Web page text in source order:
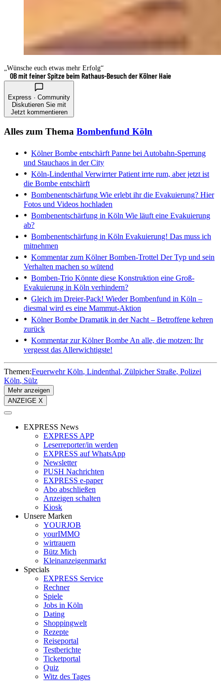
„Wünsche euch etwas mehr Erfolg“
OB mit feiner Spitze beim Rathaus-Besuch der Kölner Haie
Express · Community
Diskutieren Sie mit
Jetzt kommentieren
Alles zum Thema Bombenfund Köln
Kölner Bombe entschärft Panne bei Autobahn-Sperrung
und Stauchaos in der City
Köln-Lindenthal Verwirrter Patient irrte rum, aber jetzt ist
die Bombe entschärft
Bombenentschärfung Wie erlebt ihr die Evakuierung? Hier
Fotos und Videos hochladen
Bombenentschärfung in Köln Wie läuft eine Evakuierung
ab?
Bombenentschärfung in Köln Evakuierung! Das muss ich
mitnehmen
Kommentar zum Kölner Bomben-Trottel Der Typ und sein
Verhalten machen so wütend
Bomben-Trio Könnte diese Konstruktion eine Groß-
Evakuierung in Köln verhindern?
Gleich im Dreier-Pack! Wieder Bombenfund in Köln –
diesmal wird es eine Mammut-Aktion
Kölner Bombe Dramatik in der Nacht – Betroffene kehren
zurück
Kommentar zur Kölner Bombe An alle, die motzen: Ihr
vergesst das Allerwichtigste!
Themen:Feuerwehr Köln Lindenthal Zülpicher Straße Polizei
Köln Sülz
Mehr anzeigen
ANZEIGE X
EXPRESS News
EXPRESS APP
Leserreporter/in werden
EXPRESS auf WhatsApp
Newsletter
PUSH Nachrichten
EXPRESS e-paper
Abo abschließen
Anzeigen schalten
Kiosk
Unsere Marken
YOURJOB
yourIMMO
wirtrauern
Bütz Mich
Kleinanzeigenmarkt
Specials
EXPRESS Service
Rechner
Spiele
Jobs in Köln
Dating
Shoppingwelt
Rezepte
Reiseportal
Testberichte
Ticketportal
Quiz
Witz des Tages